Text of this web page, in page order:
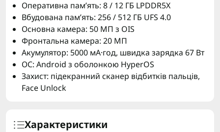
Оперативна пам’ять: 8 / 12 ГБ LPDDR5X
Вбудована пам’ять: 256 / 512 ГБ UFS 4.0
Основна камера: 50 МП з OIS
Фронтальна камера: 20 МП
Акумулятор: 5000 мА·год, швидка зарядка 67 Вт
ОС: Android з оболонкою HyperOS
Захист: підекранний сканер відбитків пальців,
Face Unlock
Характеристики